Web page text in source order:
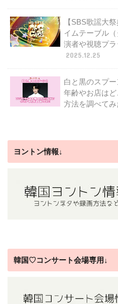
【SBS歌謡大
イムテーブル
演者や視聴プラ
2025.12.25
白と黒のスプ
年齢やお店は
方法を調べてみ
ヨントン情報↓
韓国♡コンサート会場専用↓